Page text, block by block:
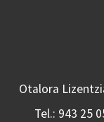
Otalora
Tel.: 943 25